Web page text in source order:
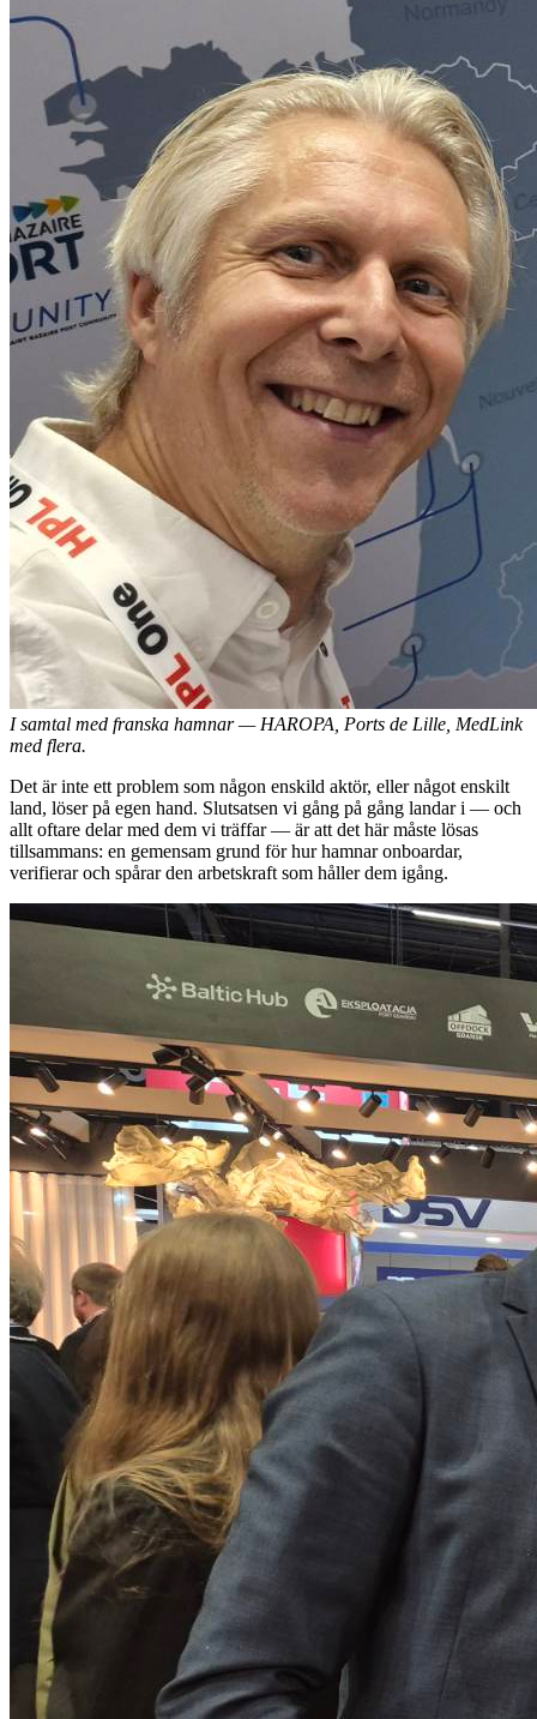
I samtal med franska hamnar — HAROPA, Ports de Lille, MedLink
med flera.
Det är inte ett problem som någon enskild aktör, eller något enskilt
land, löser på egen hand. Slutsatsen vi gång på gång landar i — och
allt oftare delar med dem vi träffar — är att det här måste lösas
tillsammans: en gemensam grund för hur hamnar onboardar,
verifierar och spårar den arbetskraft som håller dem igång.